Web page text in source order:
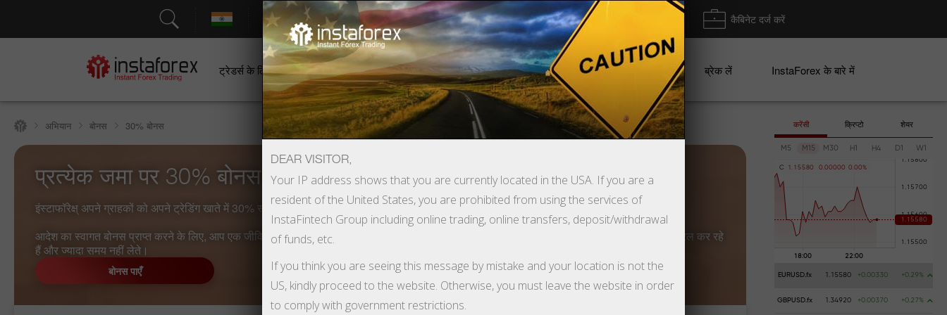
सहायता तुरंत खाता खोलना ट्रेडिंग प्लेटफॉर्म कैबिनेट दर्ज करें
ट्रेडर्स के लिए शुरुआती के लिए निवेशकों के लिए भागीदारों के लिए अभियान ब्रेक लें InstaForex के बारे में
अभियान बोनस 30% बोनस
प्रत्येक जमा पर 30% बोनस
इंस्टाफॉरेक्ष् अपने ग्राहकों को अपने ट्रेडिंग खाते में 30% स्वागत बोनस प्राप्त करने के लिए एक अतुलनीय अवसर प्रदान करता है।
आदेश का स्वागत बोनस प्राप्त करने के लिए, आप एक जीवित ट्रेडिंग खाता * रजिस्टर और ऑनलाइन आवेदन पत्र भरने की जरूरत है। उपरोक्त सभी प्रक्रियाओं को सरल कर रहे
हैं और ज्यादा समय नहीं लेते।
बोनस पाएँ
करेंसी क्रिप्टो शेयर
M5 M15 M30 H1 H4 D1 W1
C 1 . 1 5580 0 .00000 0 .00%
EURUSD.fx 1.15580 +0.00330 +0.29%
GBPUSD.fx 1.34920 +0.00370 +0.27%
DEAR VISITOR,
Your IP address shows that you are currently located in the USA. If you are a
resident of the United States, you are prohibited from using the services of
InstaFintech Group including online trading, online transfers, deposit/withdrawal
of funds, etc.
If you think you are seeing this message by mistake and your location is not the
US, kindly proceed to the website. Otherwise, you must leave the website in order
to comply with government restrictions.